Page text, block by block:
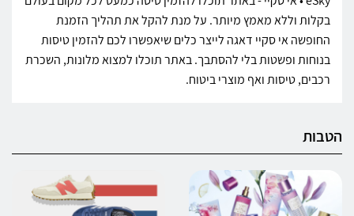
בקלות וללא מאמץ מיותר. על מנת להקל את תהליך הזמנת
החופשה אי סקיי דאגה לייצר כלים שיאפשרו לכם להזמין טיסות
בנוחות ופשטות בלי להסתבך. באתר תוכלו למצוא מלונות, השכרת
רכבים, טיסות ואף מוצרי ביטוח.
הטבות